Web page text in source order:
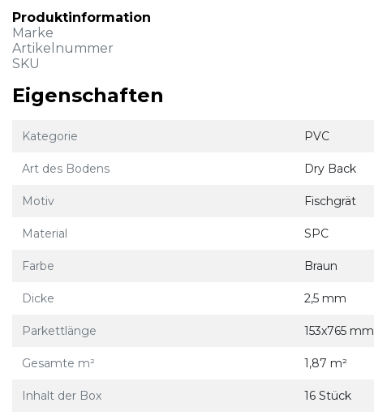
Produktinformation
Marke
Artikelnummer
SKU
Eigenschaften
Kategorie PVC
Art des Bodens Dry Back
Motiv Fischgrät
Material SPC
Farbe Braun
Dicke 2,5 mm
Parkettlänge 153x765 mm
Gesamte m² 1,87 m²
Inhalt der Box 16 Stück